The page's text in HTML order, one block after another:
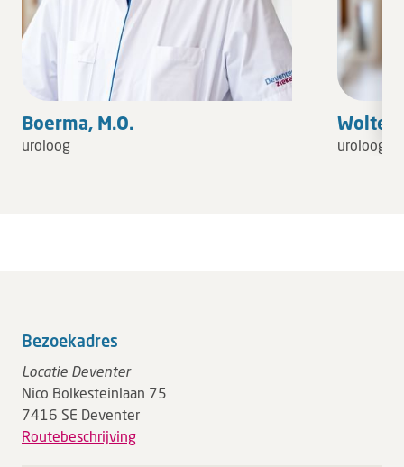
Boerma, M.O.
uroloog uroloog
Bezoekadres
Locatie Deventer
Nico Bolkesteinlaan 75
7416 SE Deventer
Routebeschrijving